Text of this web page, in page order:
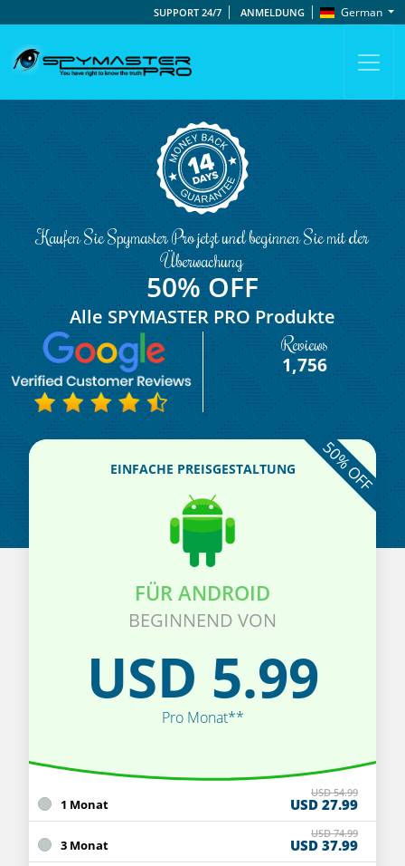
SUPPORT 24/7 ANMELDUNG German
Kaufen Sie Spymaster Pro jetzt und beginnen Sie mit der
Überwachung
50% OFF
Alle SPYMASTER PRO Produkte
Reviews
1,756
50% OFF
EINFACHE PREISGESTALTUNG
FÜR ANDROID
BEGINNEND VON
USD 5.99
Pro Monat**
1 Monat
USD 54.99
USD 27.99
3 Monat
USD 74.99
USD 37.99